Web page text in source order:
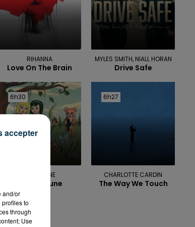
RIHANNA
Love On The Brain
MYLES SMITH, NIALL HORAN
Drive Safe
6h30
6h30
INDOCHINE
Alice Et June
6h27
6h27
CHARLOTTE CARDIN
The Way We Touch
and/or
to
through
Use
accepter